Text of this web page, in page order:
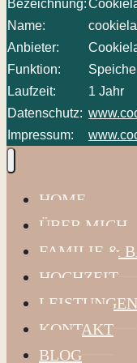
Bezeichnung:
Name:
Anbieter:
Funktion:
Laufzeit:
1 Jahr
Datenschutz:
Impressum:
HOME
ÜBER MICH
FAMILIE &
HOCHZEIT
LEISTUNGEN
KONTAKT
BLOG